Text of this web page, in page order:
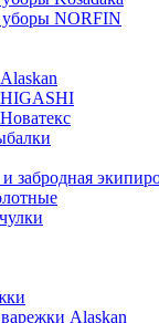
NORFIN
забродная
Alaskan